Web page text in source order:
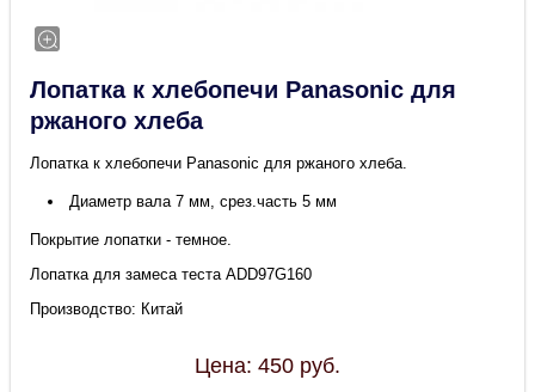
Лопатка к хлебопечи Panasonic для
ржаного хлеба
Лопатка к хлебопечи Panasonic для ржаного хлеба.
Диаметр вала 7 мм, срез.часть 5 мм
Покрытие лопатки - темное.
Лопатка для замеса теста ADD97G160
Производство: Китай
Цена: 450 руб.